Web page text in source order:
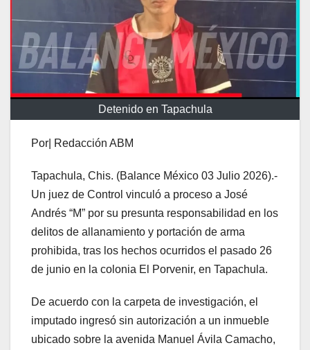
Detenido en Tapachula
Por| Redacción ABM
Tapachula, Chis. (Balance México 03 Julio 2026).-
Un juez de Control vinculó a proceso a José
Andrés “M” por su presunta responsabilidad en los
delitos de allanamiento y portación de arma
prohibida, tras los hechos ocurridos el pasado 26
de junio en la colonia El Porvenir, en Tapachula.
De acuerdo con la carpeta de investigación, el
imputado ingresó sin autorización a un inmueble
ubicado sobre la avenida Manuel Ávila Camacho,